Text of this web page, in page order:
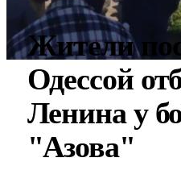
Жители
Одессой
Ленина у
"Азова"